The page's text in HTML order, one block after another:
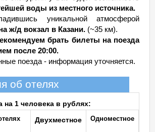
воды из местного источника.
уникальной атмосферой
ж/д вокзал в Казани. (~35 км).
брать билеты на поезда
после 20:00.
поезда - информация уточняется.
об отелях
на 1 человека в рублях:
Двухместное Одноместное